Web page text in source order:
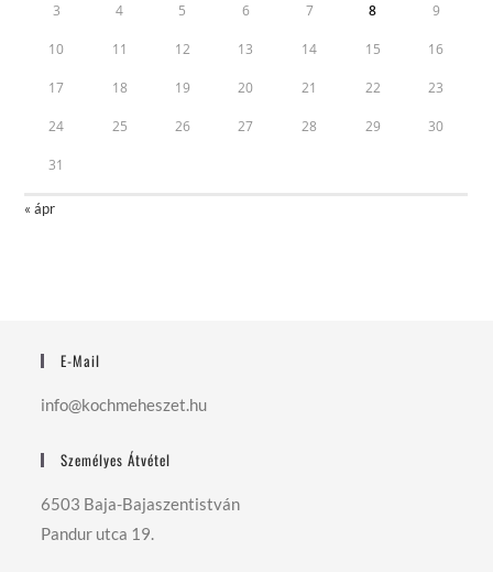
3 4 5 6 7 8 9
10 11 12 13 14 15 16
17 18 19 20 21 22 23
24 25 26 27 28 29 30
31
« ápr
E-Mail
info@kochmeheszet.hu
Személyes Átvétel
6503 Baja-Bajaszentistván
Pandur utca 19.